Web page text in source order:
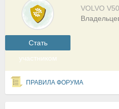
Cтать
участником
VOLVO V50
ПРАВИЛА ФОРУМА